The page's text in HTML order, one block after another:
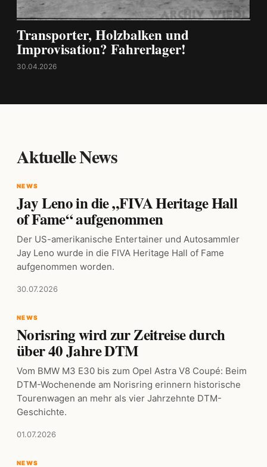
Transporter, Holzbalken und
Improvisation? Fahrerlager!
30.04.2026
Aktuelle News
NEWS
Jay Leno in die „FIVA Heritage Hall
of Fame“ aufgenommen
Der US-amerikanische Entertainer und Autosammler
Jay Leno wurde in die FIVA Heritage Hall of Fame
aufgenommen worden.
30.07.2026
NEWS
Norisring wird zur Zeitreise durch
über 40 Jahre DTM
Vom BMW M3 E30 bis zum Opel Astra V8 Coupé: Beim
DTM-Wochenende am Norisring erinnern historische
Tourenwagen an mehr als vier Jahrzehnte DTM-
Geschichte.
01.07.2026
NEWS